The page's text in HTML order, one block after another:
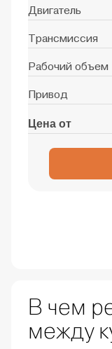
Двигатель
Трансмиссия
Рабочий объем
Привод
Цена от
В чем
между